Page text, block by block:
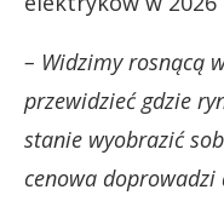
– Widzimy rosnącą
przewidzieć gdzie
stanie wyobrazić
cenowa